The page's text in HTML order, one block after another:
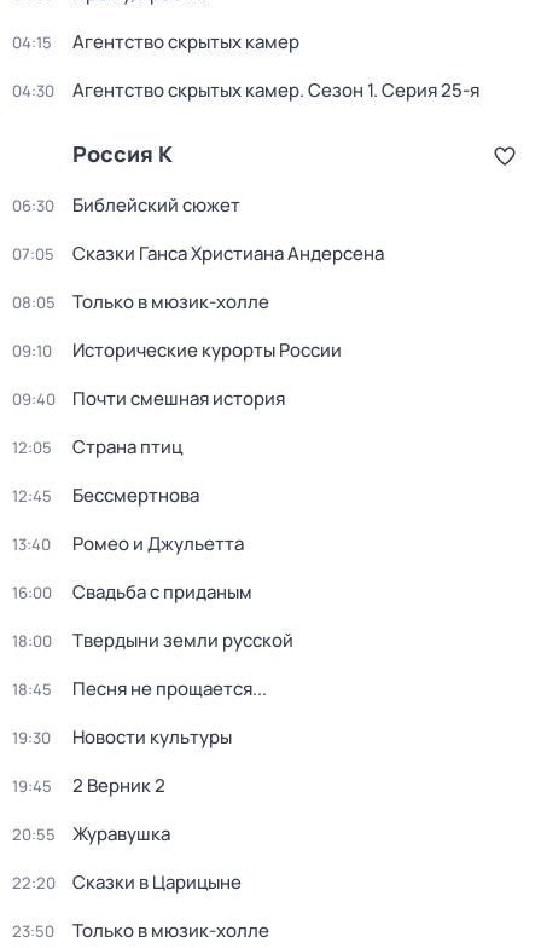
04:15 Агентство скрытых камер
04:30 Агентство скрытых камер. Сезон 1. Серия 25-я
Россия К
06:30 Библейский сюжет
07:05 Сказки Ганса Христиана Андерсена
08:05 Только в мюзик-холле
09:10 Исторические курорты России
09:40 Почти смешная история
12:05 Страна птиц
12:45 Бессмертнова
13:40 Ромео и Джульетта
16:00 Свадьба с приданым
18:00 Твердыни земли русской
18:45 Песня не прощается...
19:30 Новости культуры
19:45 2 Верник 2
20:55 Журавушка
22:20 Сказки в Царицыне
23:50 Только в мюзик-холле